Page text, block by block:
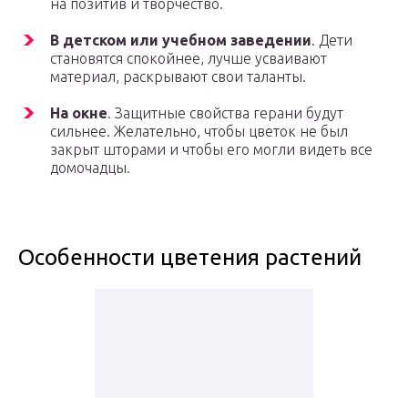
на позитив и творчество.
В детском или учебном заведении. Дети
становятся спокойнее, лучше усваивают
материал, раскрывают свои таланты.
На окне. Защитные свойства герани будут
сильнее. Желательно, чтобы цветок не был
закрыт шторами и чтобы его могли видеть все
домочадцы.
Особенности цветения растений